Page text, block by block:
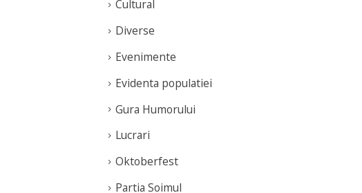
Cultural
Diverse
Evenimente
Evidenta populatiei
Gura Humorului
Lucrari
Oktoberfest
Partia Soimul